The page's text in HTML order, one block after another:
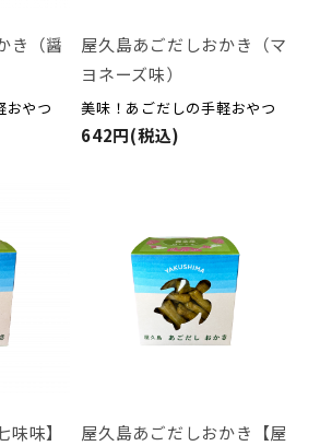
き（醤
おやつ
屋久島あごだしおかき（マ
ヨネーズ味）
美味！あごだしの手軽おやつ
642円(税込)
味】
屋久島あごだしおかき【屋